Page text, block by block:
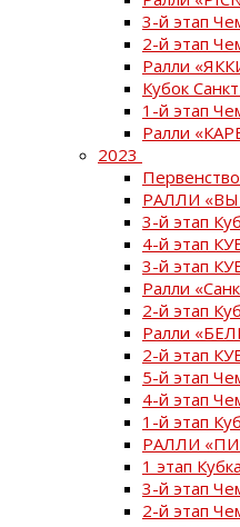
3-й этап
2-й этап
Ралли
Кубок
1-й этап
Ралли
2023
РАЛЛИ
3-й этап
4-й этап
3-й этап
Ралли
2-й этап
Ралли
2-й этап
5-й этап
4-й этап
1-й этап
РАЛЛИ
1 этап
3-й этап
2-й этап